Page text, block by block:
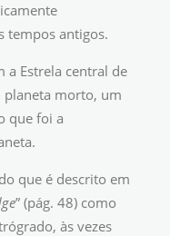
tempos antigos.
a Estrela central de
planeta morto, um
que foi a
que é descrito em
” (pág. 48) como
às vezes